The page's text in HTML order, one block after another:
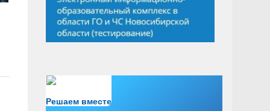
Решаем вместе